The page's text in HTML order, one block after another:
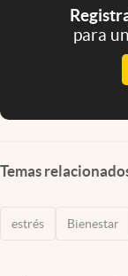
para
Temas
estrés Bienestar